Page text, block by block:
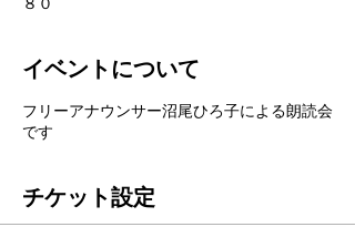
イベントについて
フリーアナウンサー沼尾ひろ子による朗読会
です
チケット設定